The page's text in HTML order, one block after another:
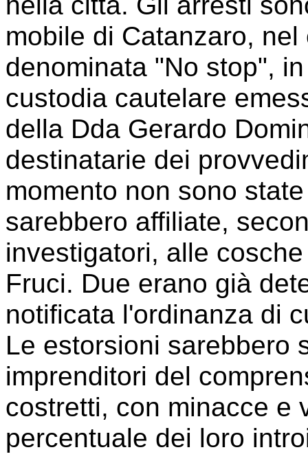
mobile di Catanzaro,
denominata "No stop",
custodia cautelare
della Dda Gerardo
destinatarie dei
momento non sono
sarebbero affiliate,
investigatori, alle
Fruci. Due erano già
notificata l'ordinanza di
Le estorsioni sarebbero
imprenditori del
costretti, con minacce e
percentuale dei loro